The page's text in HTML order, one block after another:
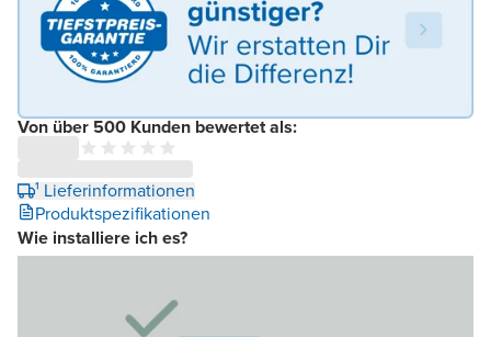
Von über 500 Kunden bewertet als:
¹ Lieferinformationen
Produktspezifikationen
Wie installiere ich es?